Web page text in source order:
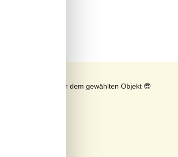
Sonnenstand über dem gewählten Objekt 😎